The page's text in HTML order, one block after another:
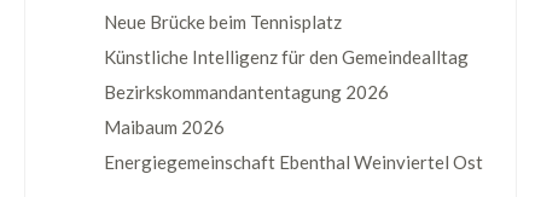
Neue Brücke beim Tennisplatz
Künstliche Intelligenz für den Gemeindealltag
Bezirkskommandantentagung 2026
Maibaum 2026
Energiegemeinschaft Ebenthal Weinviertel Ost